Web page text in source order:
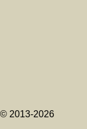
© 2013-2026